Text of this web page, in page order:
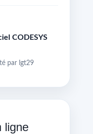
CODESYS
par lgt29
ligne